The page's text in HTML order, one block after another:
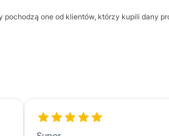
one od klientów, którzy kupili dany